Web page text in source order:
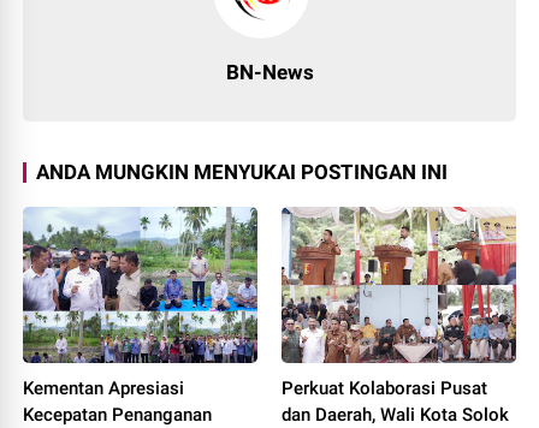
BN-News
ANDA MUNGKIN MENYUKAI POSTINGAN INI
Kementan Apresiasi
Kecepatan Penanganan
Perkuat Kolaborasi Pusat
dan Daerah, Wali Kota Solok